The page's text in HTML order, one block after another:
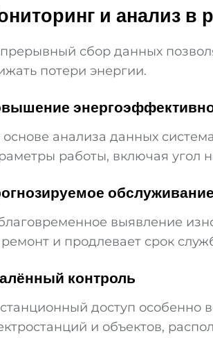
и анализ в
сбор данных
потери энергии.
анализа данных
работы, включая угол
обслуживание
выявление
и продлевает срок
контроль
доступ особенно
и объектов,